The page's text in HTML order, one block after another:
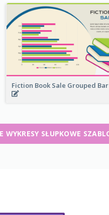
Fiction Book Sale Grouped
WYKRESY SŁUPKOWE